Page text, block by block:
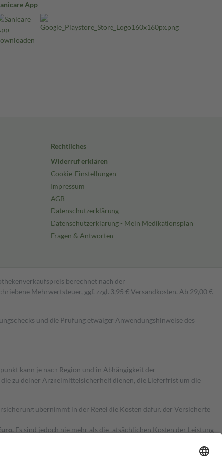
App
Rechtliches
Widerruf erklären
Cookie-Einstellungen
Impressum
AGB
Datenschutzerklärung
Datenschutzerklärung - Mein Medikationsplan
Fragen & Antworten
berechnet nach der
Mehrwertsteuer, ggf. zzgl. 3,95 € Versandkosten. Ab 29,00 €
und die Prüfung etwaiger Anwendungshinweise des
kann je nach Region und in Abhängigkeit der
zu deiner Arzneimittelsicherheit dienen, die Lieferfrist um die
übernimmt in der Regel die Kosten dafür, der Versicherte
Es sind jedoch nie mehr als die tatsächlichen Kosten der Leistung